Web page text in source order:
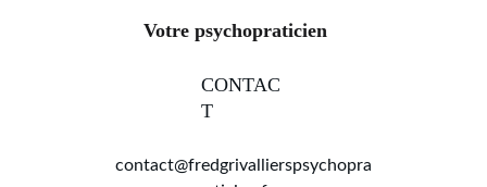
Votre psychopraticien
CONTAC
T
contact@fredgrivallierspsychopra